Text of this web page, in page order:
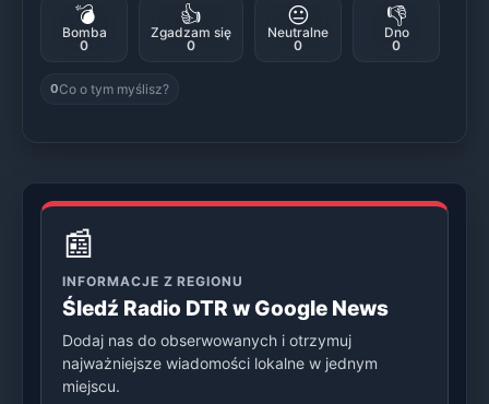
💣
Bomba
0
👍
Zgadzam się
0
😐
Neutralne
0
👎
Dno
0
0Co o tym myślisz?
📰
INFORMACJE Z REGIONU
Śledź Radio DTR w Google News
Dodaj nas do obserwowanych i otrzymuj
najważniejsze wiadomości lokalne w jednym
miejscu.